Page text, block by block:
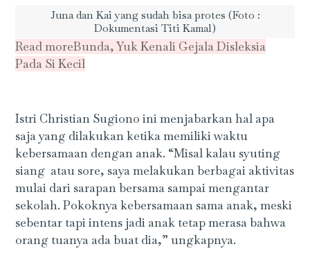
Juna dan Kai yang sudah bisa protes (Foto :
Dokumentasi Titi Kamal)
Read moreBunda, Yuk Kenali Gejala Disleksia
Pada Si Kecil
Istri Christian Sugiono ini menjabarkan hal apa
saja yang dilakukan ketika memiliki waktu
kebersamaan dengan anak. “Misal kalau syuting
siang atau sore, saya melakukan berbagai aktivitas
mulai dari sarapan bersama sampai mengantar
sekolah. Pokoknya kebersamaan sama anak, meski
sebentar tapi intens jadi anak tetap merasa bahwa
orang tuanya ada buat dia,” ungkapnya.